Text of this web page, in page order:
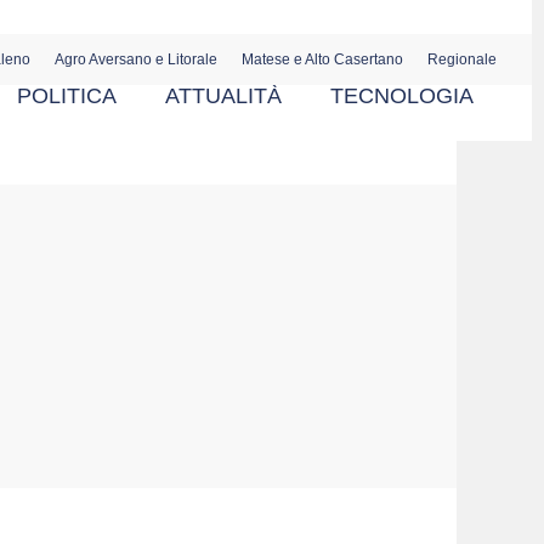
Agro Aversano e Litorale Matese e Alto Casertano Regionale
POLITICA ATTUALITÀ TECNOLOGIA